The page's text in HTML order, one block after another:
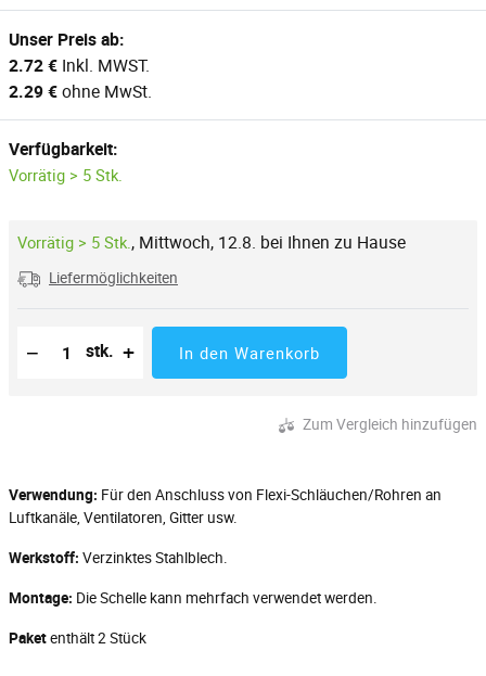
Unser Preis ab:
2.72 € Inkl. MWST.
2.29 €ohne MwSt.
Verfügbarkeit:
Vorrätig > 5 Stk.
Vorrätig > 5 Stk., Mittwoch, 12.8. bei Ihnen zu Hause
Liefermöglichkeiten
−
Reduzierung der Menge
Anzahl der Stücke
stk. + In den Warenkorb
Zum Vergleich hinzufügen
Verwendung: Für den Anschluss von Flexi-Schläuchen/Rohren an
Luftkanäle, Ventilatoren, Gitter usw.
Werkstoff: Verzinktes Stahlblech.
Montage: Die Schelle kann mehrfach verwendet werden.
Paketenthält 2 Stück